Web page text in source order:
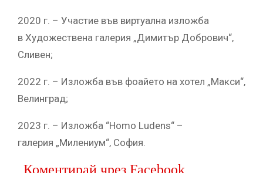
2020 г. – Участие във виртуална изложба
в Художествена галерия „Димитър Добрович“,
Сливен;
2022 г. – Изложба във фоайето на хотел „Макси“,
Велинград;
2023 г. – Изложба “Homo Ludens“ –
галерия „Милениум“, София.
Коментирай чрез Facebook